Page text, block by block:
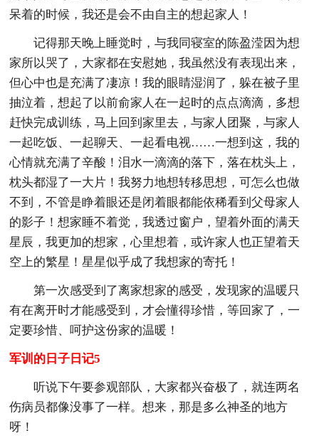
呆着的时候，我还是会不由自主的想起家人！
记得那天晚上睡觉时，与我同寝室的陈盈滢因为想
家所以哭了，大家都在安慰她，我虽然没有表现出来，
但心中也是充满了凄凉！我的眼睛湿润了，躲在被子里
抽泣着，想起了以前俞家人在一起时的点点滴滴，多想
赶快完成训练，马上回到家里去，与家人团聚，与家人
一起吃饭、一起聊天、一起看电视……一想到这，我的
心情就充满了辛酸！泪水一滴滴的落下，落在枕头上，
枕头都湿了一大片！我努力地想转移思想，可怎么也做
不到，不管是睁着眼还是闭着眼都能依稀看到父母家人
的影子！想家睡不着觉，我透过窗户，望着外面的满天
星辰，我更加的想家，心里想着，或许家人也正望着天
空上的繁星！星星似乎成了我想家的寄托！
第一次感受到了离家想家的感受，发现家的温暖只
有在离开时才能感受到，才会懂得珍惜，等回家了，一
定要珍惜、呵护这份家的温暖！
军训的日子日记5
听说下午要参观部队，大家都兴奋极了，就连两名
伤病员都像没事了一样。想来，那是多么神圣的地方
呀！